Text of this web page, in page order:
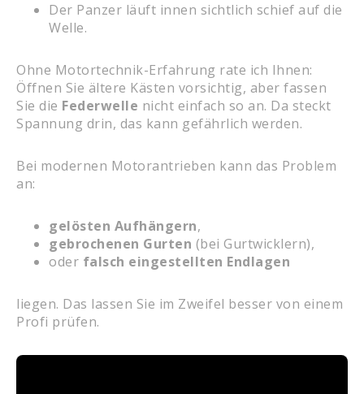
Der Panzer läuft innen sichtlich schief auf die
Welle.
Ohne Motortechnik-Erfahrung rate ich Ihnen:
Öffnen Sie ältere Kästen vorsichtig, aber fassen
Sie die Federwelle nicht einfach so an. Da steckt
Spannung drin, das kann gefährlich werden.
Bei modernen Motorantrieben kann das Problem
an:
gelösten Aufhängern,
gebrochenen Gurten (bei Gurtwicklern),
oder falsch eingestellten Endlagen
liegen. Das lassen Sie im Zweifel besser von einem
Profi prüfen.